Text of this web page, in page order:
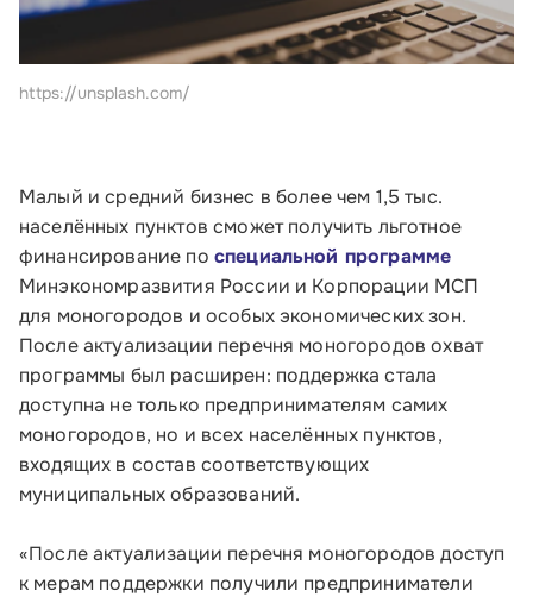
https://unsplash.com/
Малый и средний бизнес в более чем 1,5 тыс.
населённых пунктов сможет получить льготное
финансирование по специальной программе
Минэкономразвития России и Корпорации МСП
для моногородов и особых экономических зон.
После актуализации перечня моногородов охват
программы был расширен: поддержка стала
доступна не только предпринимателям самих
моногородов, но и всех населённых пунктов,
входящих в состав соответствующих
муниципальных образований.
«После актуализации перечня моногородов доступ
к мерам поддержки получили предприниматели